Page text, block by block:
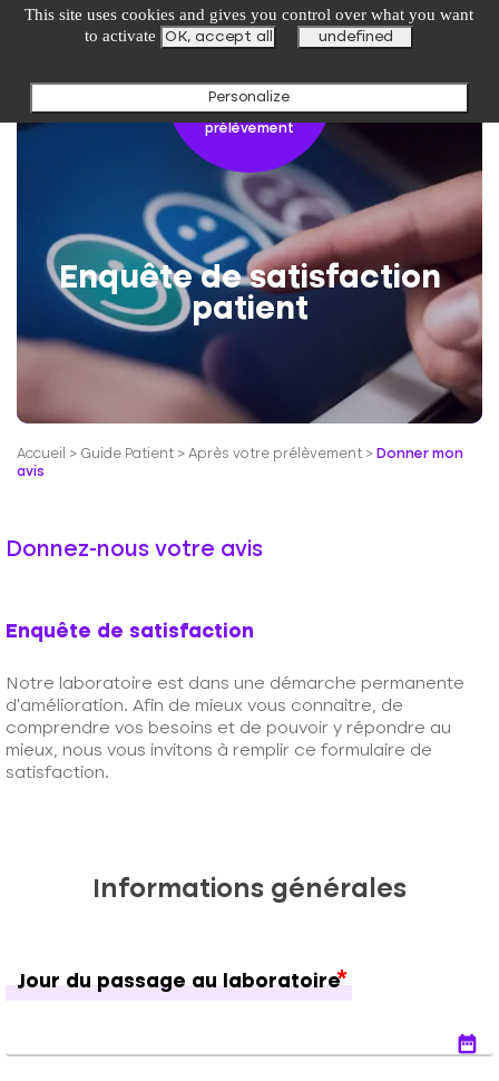
Après votre
prélèvement
Enquête de satisfaction
patient
Accueil > Guide Patient > Après votre prélèvement > Donner mon
avis
Donnez-nous votre avis
Enquête de satisfaction
Notre laboratoire est dans une démarche permanente
d’amélioration. Afin de mieux vous connaitre, de
comprendre vos besoins et de pouvoir y répondre au
mieux, nous vous invitons à remplir ce formulaire de
satisfaction.
Informations générales
Jour du passage au laboratoire
date_range
undefined
This site uses cookies and gives you control over what you want
to activate
OK, accept all undefined
Personalize